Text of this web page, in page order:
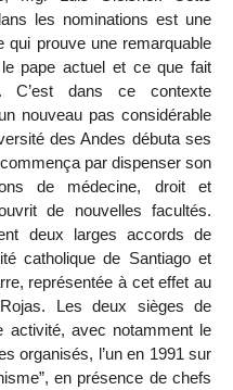
les nominations est une
qui prouve une remarquable
pape actuel et ce que fait
C’est dans ce contexte
nouveau pas considérable
des Andes débuta ses
par dispenser son
de médecine, droit et
de nouvelles facultés.
deux larges accords de
catholique de Santiago et
représentée à cet effet au
Les deux sièges de
activité, avec notamment le
organisés, l’un en 1991 sur
en présence de chefs